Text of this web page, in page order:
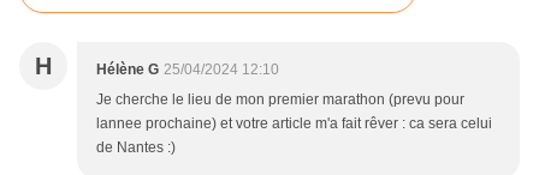
H Hélène G 25/04/2024 12:10
Je cherche le lieu de mon premier marathon (prevu pour
lannee prochaine) et votre article m'a fait rêver : ca sera celui
de Nantes :)